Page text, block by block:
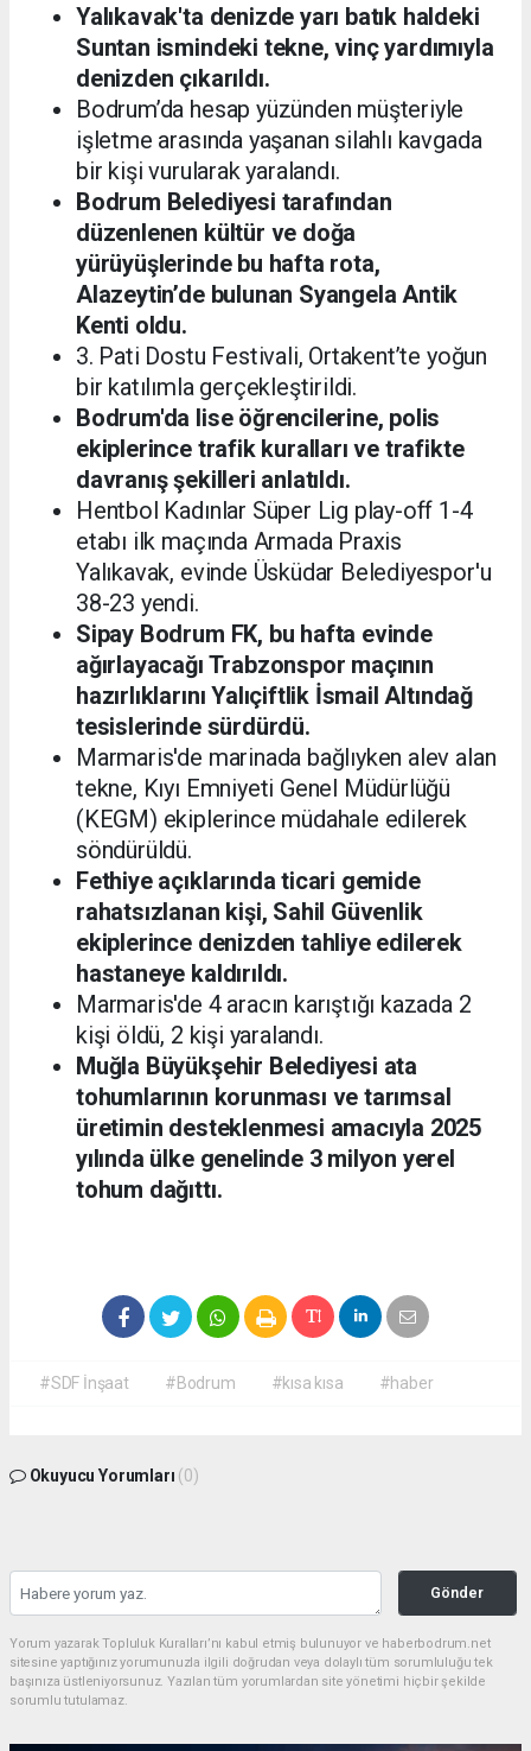
Yalıkavak'ta denizde yarı batık haldeki
Suntan ismindeki tekne, vinç yardımıyla
denizden çıkarıldı.
Bodrum’da hesap yüzünden müşteriyle
işletme arasında yaşanan silahlı kavgada
bir kişi vurularak yaralandı.
Bodrum Belediyesi tarafından
düzenlenen kültür ve doğa
yürüyüşlerinde bu hafta rota,
Alazeytin’de bulunan Syangela Antik
Kenti oldu.
3. Pati Dostu Festivali, Ortakent’te yoğun
bir katılımla gerçekleştirildi.
Bodrum'da lise öğrencilerine, polis
ekiplerince trafik kuralları ve trafikte
davranış şekilleri anlatıldı.
Hentbol Kadınlar Süper Lig play-off 1-4
etabı ilk maçında Armada Praxis
Yalıkavak, evinde Üsküdar Belediyespor'u
38-23 yendi.
Sipay Bodrum FK, bu hafta evinde
ağırlayacağı Trabzonspor maçının
hazırlıklarını Yalıçiftlik İsmail Altındağ
tesislerinde sürdürdü.
Marmaris'de marinada bağlıyken alev alan
tekne, Kıyı Emniyeti Genel Müdürlüğü
(KEGM) ekiplerince müdahale edilerek
söndürüldü.
Fethiye açıklarında ticari gemide
rahatsızlanan kişi, Sahil Güvenlik
ekiplerince denizden tahliye edilerek
hastaneye kaldırıldı.
Marmaris'de 4 aracın karıştığı kazada 2
kişi öldü, 2 kişi yaralandı.
Muğla Büyükşehir Belediyesi ata
tohumlarının korunması ve tarımsal
üretimin desteklenmesi amacıyla 2025
yılında ülke genelinde 3 milyon yerel
tohum dağıttı.
#SDF İnşaat #Bodrum #kısa kısa #haber
Okuyucu Yorumları (0)
Gönder
Yorum yazarak Topluluk Kuralları’nı kabul etmiş bulunuyor ve haberbodrum.net
sitesine yaptığınız yorumunuzla ilgili doğrudan veya dolaylı tüm sorumluluğu tek
başınıza üstleniyorsunuz. Yazılan tüm yorumlardan site yönetimi hiçbir şekilde
sorumlu tutulamaz.